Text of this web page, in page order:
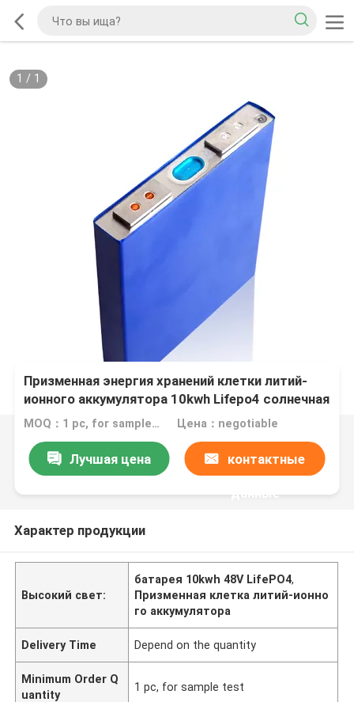
1 / 1
Призменная энергия хранений клетки литий-
ионного аккумулятора 10kwh Lifepo4 солнечная
MOQ：1 pc, for sample test Цена：negotiable
Лучшая цена контактные
данные
Характер продукции
Высокий свет:
батарея 10kwh 48V LifePO4,
Призменная клетка литий-ионно
го аккумулятора
Delivery Time Depend on the quantity
Minimum Order Q
uantity
1 pc, for sample test